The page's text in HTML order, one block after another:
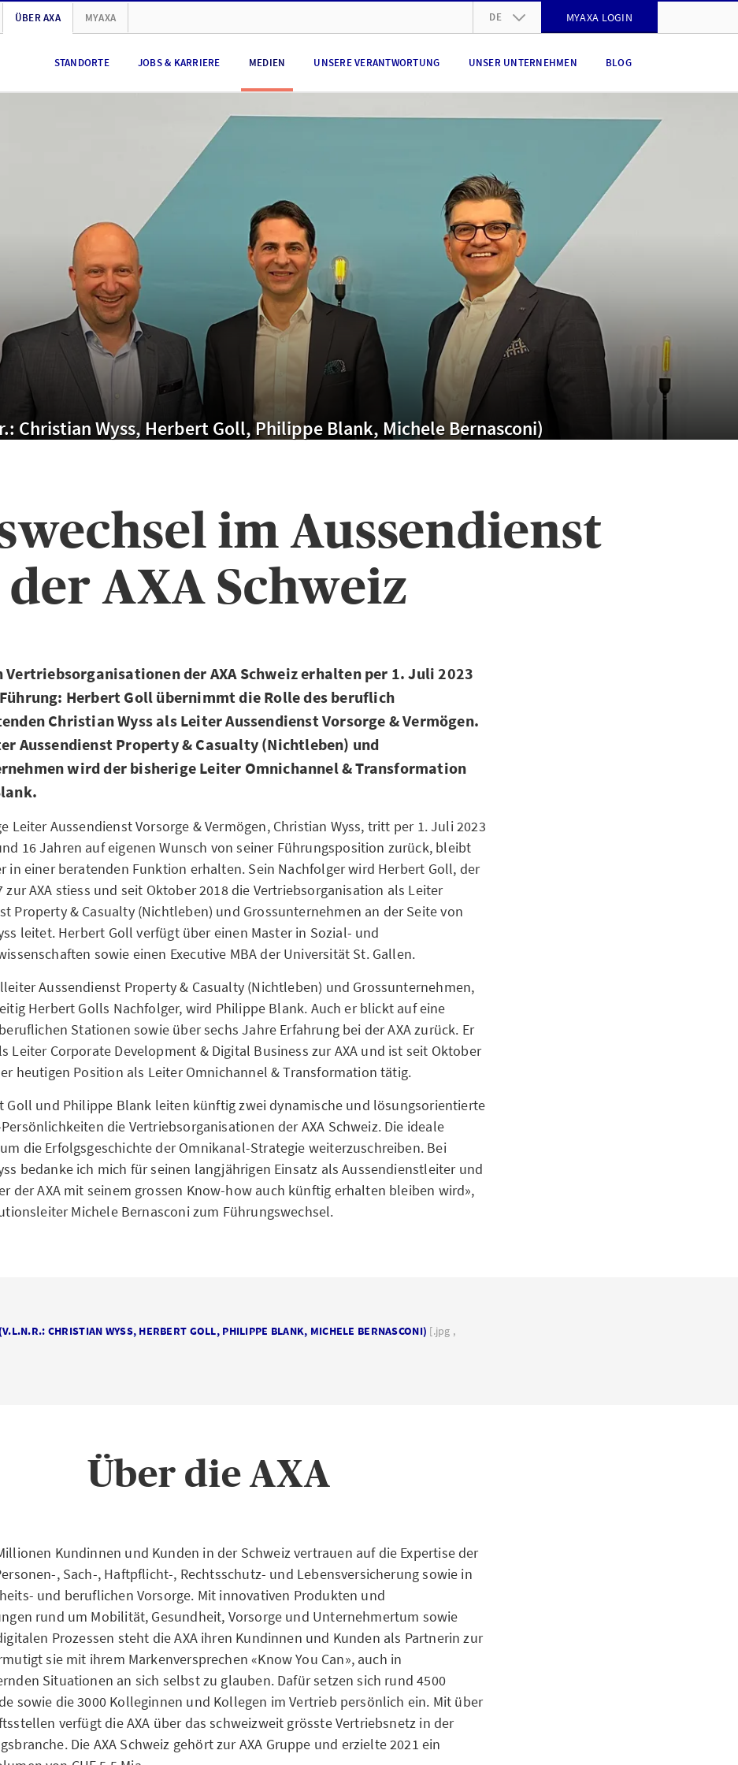
ÜBER AXA MYAXA DE MYAXA LOGIN
STANDORTE JOBS & KARRIERE MEDIEN UNSERE VERANTWORTUNG UNSER UNTERNEHMEN BLOG
Christian Wyss, Herbert Goll, Philippe Blank, Michele Bernasconi)
im Aussendienst
der AXA Schweiz
Vertriebsorganisationen der AXA Schweiz erhalten per 1. Juli 2023
Herbert Goll übernimmt die Rolle des beruflich
Christian Wyss als Leiter Aussendienst Vorsorge & Vermögen.
Aussendienst Property & Casualty (Nichtleben) und
wird der bisherige Leiter Omnichannel & Transformation
Leiter Aussendienst Vorsorge & Vermögen, Christian Wyss, tritt per 1. Juli 2023
16 Jahren auf eigenen Wunsch von seiner Führungsposition zurück, bleibt
in einer beratenden Funktion erhalten. Sein Nachfolger wird Herbert Goll, der
zur AXA stiess und seit Oktober 2018 die Vertriebsorganisation als Leiter
Property & Casualty (Nichtleben) und Grossunternehmen an der Seite von
leitet. Herbert Goll verfügt über einen Master in Sozial- und
sowie einen Executive MBA der Universität St. Gallen.
Aussendienst Property & Casualty (Nichtleben) und Grossunternehmen,
Herbert Golls Nachfolger, wird Philippe Blank. Auch er blickt auf eine
Stationen sowie über sechs Jahre Erfahrung bei der AXA zurück. Er
Leiter Corporate Development & Digital Business zur AXA und ist seit Oktober
heutigen Position als Leiter Omnichannel & Transformation tätig.
Goll und Philippe Blank leiten künftig zwei dynamische und lösungsorientierte
die Vertriebsorganisationen der AXA Schweiz. Die ideale
die Erfolgsgeschichte der Omnikanal-Strategie weiterzuschreiben. Bei
bedanke ich mich für seinen langjährigen Einsatz als Aussendienstleiter und
der AXA mit seinem grossen Know-how auch künftig erhalten bleiben wird»,
Michele Bernasconi zum Führungswechsel.
CHRISTIAN WYSS, HERBERT GOLL, PHILIPPE BLANK, MICHELE BERNASCONI) [.jpg ,
Über die AXA
Kundinnen und Kunden in der Schweiz vertrauen auf die Expertise der
, Sach-, Haftpflicht-, Rechtsschutz- und Lebensversicherung sowie in
und beruflichen Vorsorge. Mit innovativen Produkten und
rund um Mobilität, Gesundheit, Vorsorge und Unternehmertum sowie
Prozessen steht die AXA ihren Kundinnen und Kunden als Partnerin zur
sie mit ihrem Markenversprechen «Know You Can», auch in
Situationen an sich selbst zu glauben. Dafür setzen sich rund 4500
sowie die 3000 Kolleginnen und Kollegen im Vertrieb persönlich ein. Mit über
verfügt die AXA über das schweizweit grösste Vertriebsnetz in der
Die AXA Schweiz gehört zur AXA Gruppe und erzielte 2021 ein